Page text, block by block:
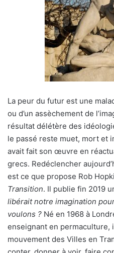
La peur du futur est une
ou d’un assèchement de
résultat délétère des
le passé reste muet, mort et
avait fait son œuvre en
grecs. Redéclencher
est ce que propose Rob
Transition. Il publie fin 2019
libérait notre imagination
voulons ? Né en 1968 à
enseignant en permaculture,
mouvement des Villes en